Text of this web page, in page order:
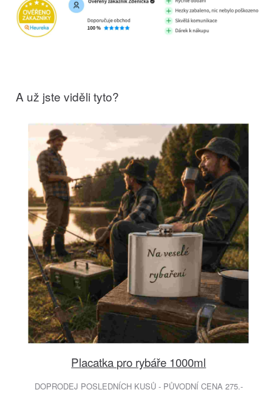
A už jste viděli tyto?
Placatka pro rybáře 1000ml
DOPRODEJ POSLEDNÍCH KUSŮ - PŮVODNÍ CENA 275.-